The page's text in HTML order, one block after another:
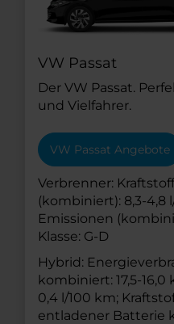
VW Passat
Der VW Passat.
und Vielfahrer.
VW Passat Angebote
Verbrenner:
(kombiniert): 8,3-4,8
Emissionen
Klasse: G-D
Hybrid:
kombiniert: 17,5-
0,4 l/100 km;
entladener Batterie